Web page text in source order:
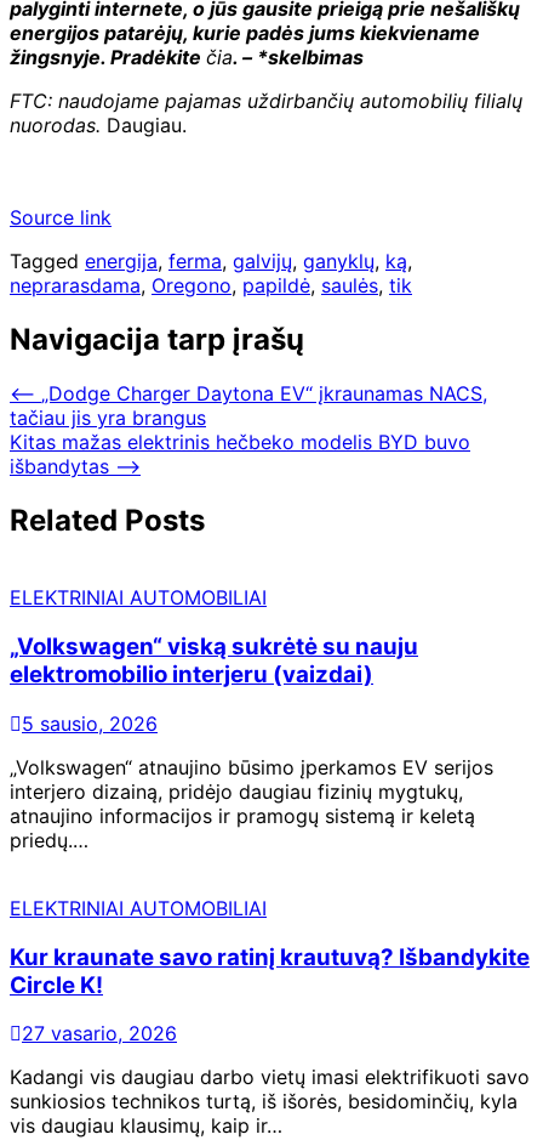
palyginti internete, o jūs gausite prieigą prie nešališkų
energijos patarėjų, kurie padės jums kiekviename
žingsnyje. Pradėkite čia. – *skelbimas
FTC: naudojame pajamas uždirbančių automobilių filialų
nuorodas. Daugiau.
Source link
Tagged energija, ferma, galvijų, ganyklų, ką,
neprarasdama, Oregono, papildė, saulės, tik
Navigacija tarp įrašų
⟵ „Dodge Charger Daytona EV“ įkraunamas NACS,
tačiau jis yra brangus
Kitas mažas elektrinis hečbeko modelis BYD buvo
išbandytas ⟶
Related Posts
ELEKTRINIAI AUTOMOBILIAI
„Volkswagen“ viską sukrėtė su nauju
elektromobilio interjeru (vaizdai)
5 sausio, 2026
„Volkswagen“ atnaujino būsimo įperkamos EV serijos
interjero dizainą, pridėjo daugiau fizinių mygtukų,
atnaujino informacijos ir pramogų sistemą ir keletą
priedų.…
ELEKTRINIAI AUTOMOBILIAI
Kur kraunate savo ratinį krautuvą? Išbandykite
Circle K!
27 vasario, 2026
Kadangi vis daugiau darbo vietų imasi elektrifikuoti savo
sunkiosios technikos turtą, iš išorės, besidominčių, kyla
vis daugiau klausimų, kaip ir…